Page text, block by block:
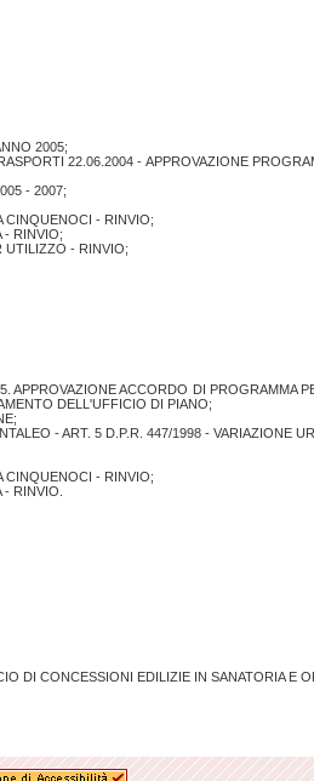
2005;
22.06.2004 - APPROVAZIONE
- 2007;
CINQUENOCI - RINVIO;
- RINVIO;
UTILIZZO - RINVIO;
ACCORDO DI PROGRAMMA
DELL'UFFICIO DI PIANO;
- ART. 5 D.P.R. 447/1998 - VARIAZIONE
CINQUENOCI - RINVIO;
- RINVIO.
DI CONCESSIONI EDILIZIE IN SANATORIA E